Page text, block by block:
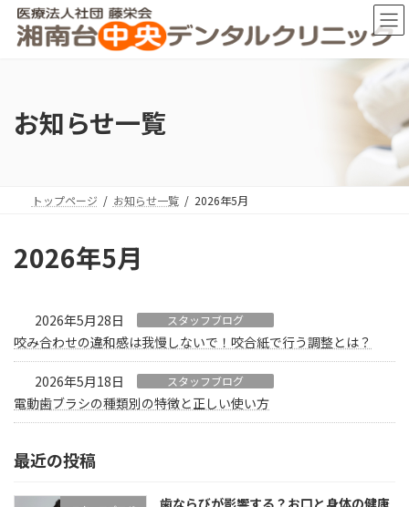
お知らせ一覧
トップページ お知らせ一覧 2026年5月
2026年5月
2026年5月28日 スタッフブログ
咬み合わせの違和感は我慢しないで！咬合紙で行う調整とは？
2026年5月18日 スタッフブログ
電動歯ブラシの種類別の特徴と正しい使い方
最近の投稿
歯ならびが影響する？お口と身体の健康